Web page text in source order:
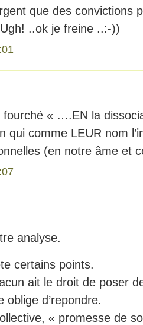
que des convictions
..ok je freine ..:-))
« ….EN la
qui comme LEUR nom
(en notre âme et
analyse.
certains points.
ait le droit de poser
oblige d’repondre.
« promesse de